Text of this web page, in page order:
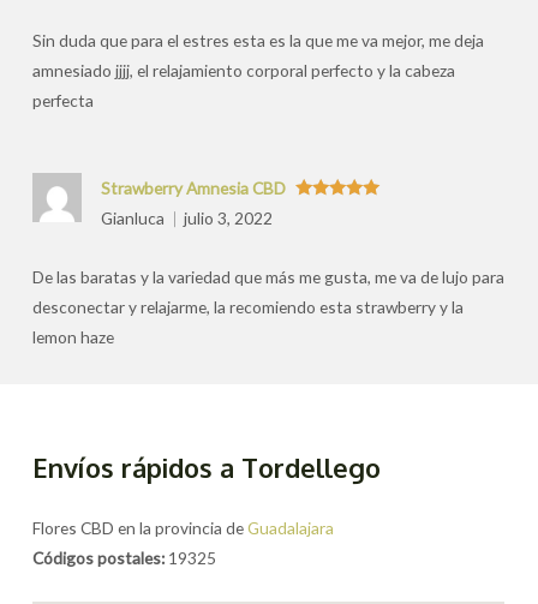
Sin duda que para el estres esta es la que me va mejor, me deja
amnesiado jjjj, el relajamiento corporal perfecto y la cabeza
perfecta
Strawberry Amnesia CBD
Gianluca
julio 3, 2022
De las baratas y la variedad que más me gusta, me va de lujo para
desconectar y relajarme, la recomiendo esta strawberry y la
lemon haze
Envíos rápidos a Tordellego
Flores CBD en la provincia deGuadalajara
Códigos postales: 19325